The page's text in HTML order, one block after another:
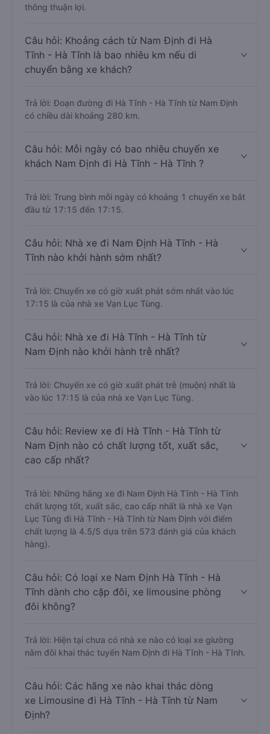
thông thuận lợi.
Câu hỏi: Khoảng cách từ Nam Định đi Hà
Tĩnh - Hà Tĩnh là bao nhiêu km nếu di
chuyển bằng xe khách?
Trả lời: Đoạn đường đi Hà Tĩnh - Hà Tĩnh từ Nam Định
có chiều dài khoảng 280 km.
Câu hỏi: Mỗi ngày có bao nhiêu chuyến xe
khách Nam Định đi Hà Tĩnh - Hà Tĩnh ?
Trả lời: Trung bình mỗi ngày có khoảng 1 chuyến xe bắt
đầu từ 17:15 đến 17:15.
Câu hỏi: Nhà xe đi Nam Định Hà Tĩnh - Hà
Tĩnh nào khởi hành sớm nhất?
Trả lời: Chuyến xe có giờ xuất phát sớm nhất vào lúc
17:15 là của nhà xe Vạn Lục Tùng.
Câu hỏi: Nhà xe đi Hà Tĩnh - Hà Tĩnh từ
Nam Định nào khởi hành trễ nhất?
Trả lời: Chuyến xe có giờ xuất phát trễ (muộn) nhất là
vào lúc 17:15 là của nhà xe Vạn Lục Tùng.
Câu hỏi: Review xe đi Hà Tĩnh - Hà Tĩnh từ
Nam Định nào có chất lượng tốt, xuất sắc,
cao cấp nhất?
Trả lời: Những hãng xe đi Nam Định Hà Tĩnh - Hà Tĩnh
chất lượng tốt, xuất sắc, cao cấp nhất là nhà xe Vạn
Lục Tùng đi Hà Tĩnh - Hà Tĩnh từ Nam Định với điểm
chất lượng là 4.5/5 dựa trên 573 đánh giá của khách
hàng).
Câu hỏi: Có loại xe Nam Định Hà Tĩnh - Hà
Tĩnh dành cho cặp đôi, xe limousine phòng
đôi không?
Trả lời: Hiện tại chưa có nhà xe nào có loại xe giường
nằm đôi khai thác tuyến Nam Định đi Hà Tĩnh - Hà Tĩnh.
Câu hỏi: Các hãng xe nào khai thác dòng
xe Limousine đi Hà Tĩnh - Hà Tĩnh từ Nam
Định?